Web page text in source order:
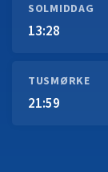
SOLMIDDAG
13:28
TUSMØRKE
21:59